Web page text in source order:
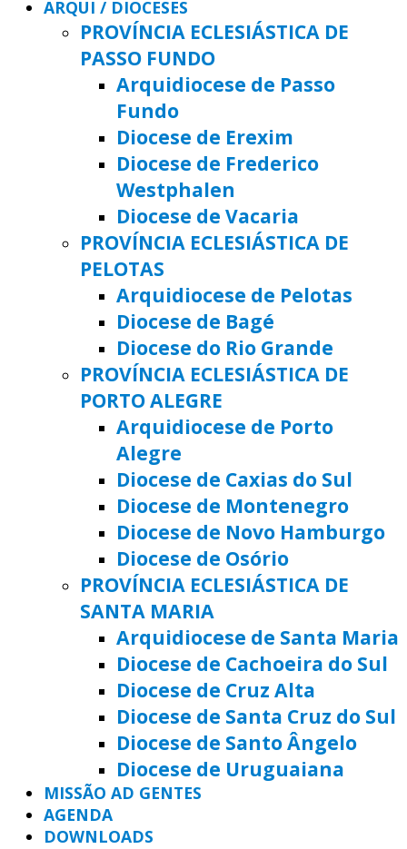
ARQUI / DIOCESES
PROVÍNCIA ECLESIÁSTICA DE
PASSO FUNDO
Arquidiocese de Passo
Fundo
Diocese de Erexim
Diocese de Frederico
Westphalen
Diocese de Vacaria
PROVÍNCIA ECLESIÁSTICA DE
PELOTAS
Arquidiocese de Pelotas
Diocese de Bagé
Diocese do Rio Grande
PROVÍNCIA ECLESIÁSTICA DE
PORTO ALEGRE
Arquidiocese de Porto
Alegre
Diocese de Caxias do Sul
Diocese de Montenegro
Diocese de Novo Hamburgo
Diocese de Osório
PROVÍNCIA ECLESIÁSTICA DE
SANTA MARIA
Arquidiocese de Santa Maria
Diocese de Cachoeira do Sul
Diocese de Cruz Alta
Diocese de Santa Cruz do Sul
Diocese de Santo Ângelo
Diocese de Uruguaiana
MISSÃO AD GENTES
AGENDA
DOWNLOADS